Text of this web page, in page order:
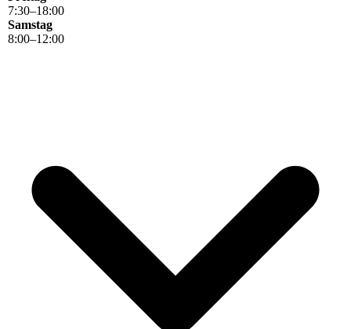
7:30–18:00
Samstag
8:00–12:00